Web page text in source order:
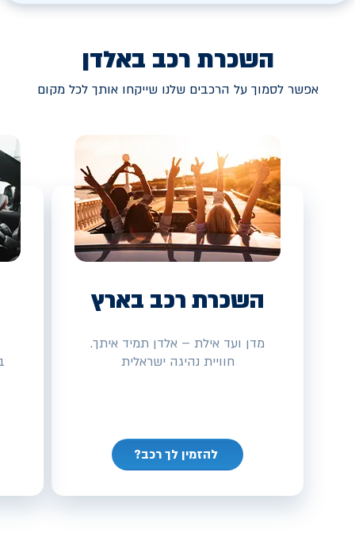
השכרת רכב באלדן
אפשר לסמוך על הרכבים שלנו שייקחו אותך לכל מקום
השכרת רכב בארץ
מדן ועד אילת – אלדן תמיד איתך.
חוויית נהיגה ישראלית
להזמין לך רכב?